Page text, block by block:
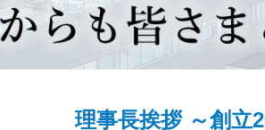
理事長挨拶 ～創立